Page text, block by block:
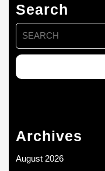
Search
Search
for:
Archives
August 2026